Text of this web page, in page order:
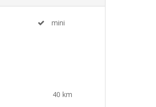
mini
40 km